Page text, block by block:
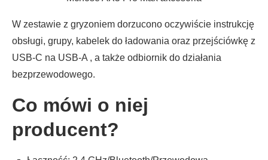
W zestawie z gryzoniem dorzucono oczywiście instrukcję
obsługi, grupy, kabelek do ładowania oraz przejściówkę z
USB-C na USB-A , a także odbiornik do działania
bezprzewodowego.
Co mówi o niej
producent?